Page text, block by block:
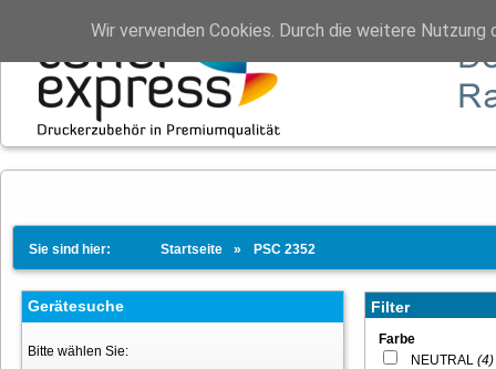
Sie sind hier: Startseite PSC 2352
Gerätesuche
Bitte wählen Sie:
Filter
Farbe
NEUTRAL (4)
Wir verwenden Cookies. Durch die weitere